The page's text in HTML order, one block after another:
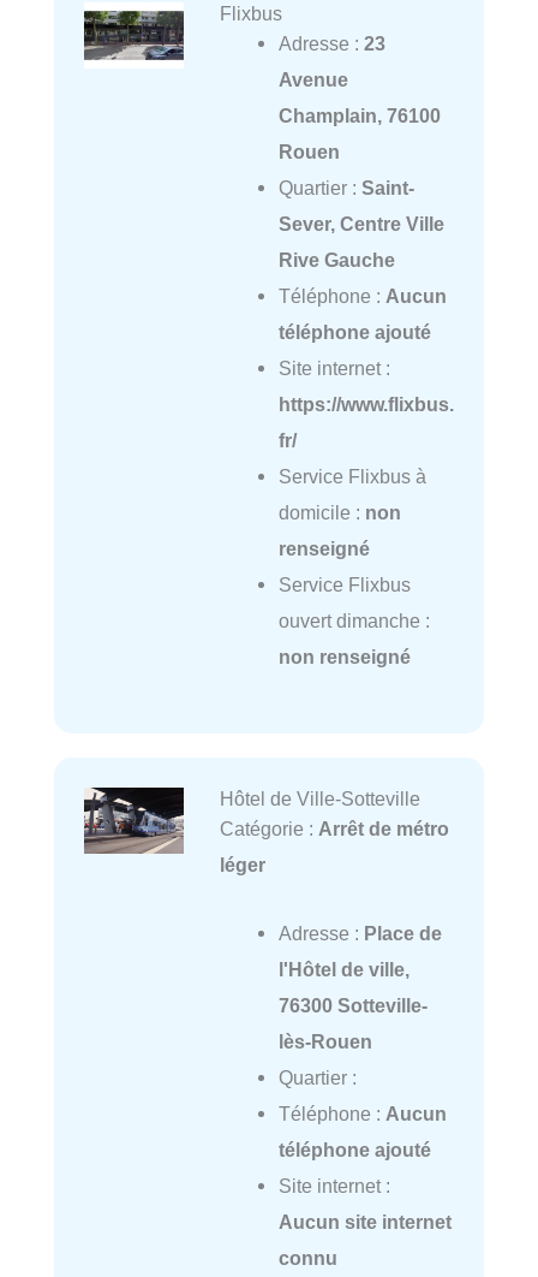
Flixbus
Adresse : 23
Avenue
Champlain, 76100
Rouen
Quartier : Saint-
Sever, Centre Ville
Rive Gauche
Téléphone : Aucun
téléphone ajouté
Site internet :
https://www.flixbus.
fr/
Service Flixbus à
domicile : non
renseigné
Service Flixbus
ouvert dimanche :
non renseigné
Hôtel de Ville-Sotteville
Catégorie : Arrêt de métro
léger
Adresse : Place de
l'Hôtel de ville,
76300 Sotteville-
lès-Rouen
Quartier :
Téléphone : Aucun
téléphone ajouté
Site internet :
Aucun site internet
connu